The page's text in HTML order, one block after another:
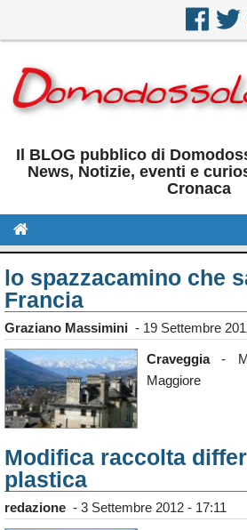
Il BLOG pubblico di
News, Notizie, eventi e
Cronaca
Politica
Sport
Eventi
Rubriche
Calendario
Annunci
lo spazzacamino che
Francia
Graziano Massimini - 19 Settembre
Craveggia-
Maggiore
Modifica raccolta
plastica
redazione - 3 Settembre 2012 - 17:11